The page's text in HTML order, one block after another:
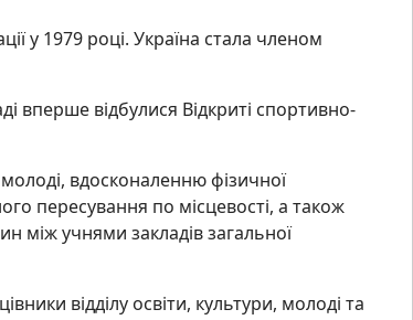
у 1979 році. Україна стала членом
вперше відбулися Відкриті спортивно-
вдосконаленню фізичної
пересування по місцевості, а також
між учнями закладів загальної
відділу освіти, культури, молоді та